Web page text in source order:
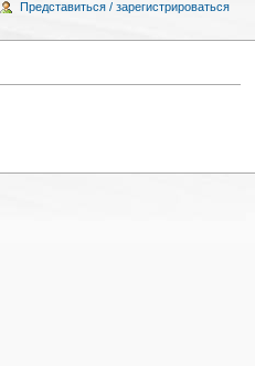
Представиться / зарегистрироваться